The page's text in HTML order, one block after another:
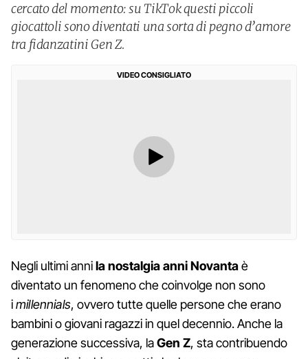
cercato del momento: su TikTok questi piccoli
giocattoli sono diventati una sorta di pegno d’amore
tra fidanzatini Gen Z.
VIDEO CONSIGLIATO
Negli ultimi annila nostalgia anni Novantaè
diventato un fenomeno che coinvolge non sono
imillennials, ovvero tutte quelle persone che erano
bambini o giovani ragazzi in quel decennio. Anche la
generazione successiva, laGen Z, sta contribuendo